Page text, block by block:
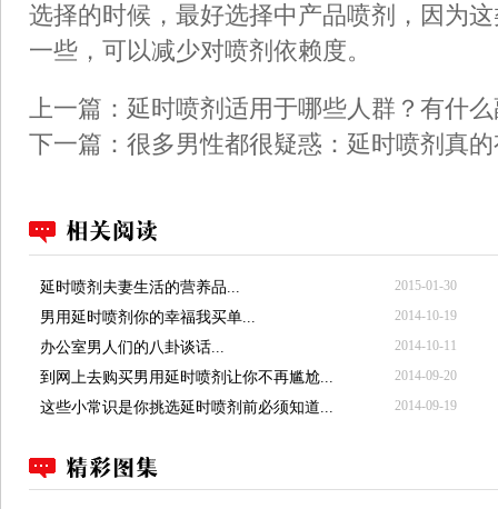
选择的时候，最好选择中产品喷剂，因为
一些，可以减少对喷剂依赖度。
上一篇： 延时喷剂适用于哪些人群？有什
下一篇： 很多男性都很疑惑：延时喷剂真
延时喷剂夫妻生活的营养品... 2015-01-30
男用延时喷剂你的幸福我买单... 2014-10-19
办公室男人们的八卦谈话... 2014-10-11
到网上去购买男用延时喷剂让你不再尴尬... 2014-09-20
这些小常识是你挑选延时喷剂前必须知道... 2014-09-19